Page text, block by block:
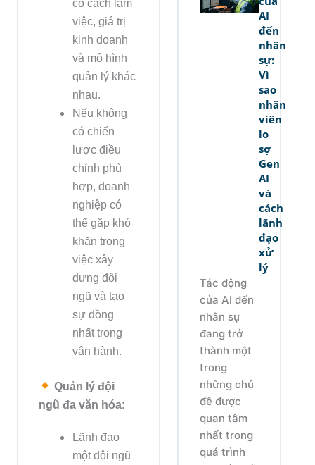
AI
đến
nhân
sự:
Vì
sao
nhân
viên
lo
sợ
Gen
AI
và
cách
lãnh
đạo
xử
lý
Tác động
của AI đến
nhân sự
đang trở
thành một
trong
những chủ
đề được
quan tâm
nhất trong
quá trình
có cách làm
việc, giá trị
kinh doanh
và mô hình
quản lý khác
nhau.
Nếu không
có chiến
lược điều
chỉnh phù
hợp, doanh
nghiệp có
thể gặp khó
khăn trong
việc xây
dựng đội
ngũ và tạo
sự đồng
nhất trong
vận hành.
Quản lý đội
ngũ đa văn hóa:
Lãnh đạo
một đội ngũ